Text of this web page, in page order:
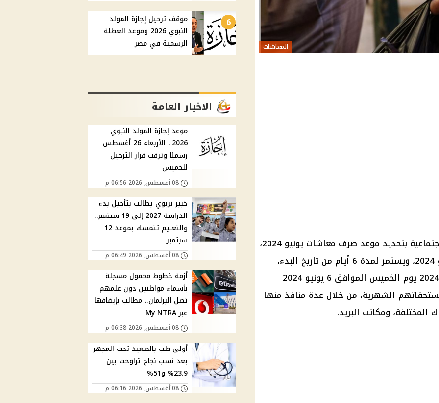
المعاشات
بتحديد موعد صرف معاشات يونيو
2024،
والذي سوف يوافق السبت 1 يونيو 2024، ويستمر لمدة 6 أيام من تاريخ البدء،
يوم الخميس الموافق 6 يونيو 2024
الشهرية، من خلال عدة منافذ منها
المختلفة، ومكاتب البريد.
6
موقف ترحيل إجازة المولد
النبوي 2026 وموعد العطلة
الرسمية في مصر
الاخبار العامة
موعد إجازة المولد النبوي
2026.. الأربعاء 26 أغسطس
رسميًا وترقب قرار الترحيل
للخميس
08 أغسطس, 2026 06:56 م
خبير تربوي يطالب بتأجيل بدء
الدراسة 2027 إلى 19 سبتمبر..
والتعليم تتمسك بموعد 12
سبتمبر
08 أغسطس, 2026 06:49 م
أزمة خطوط محمول مسجلة
بأسماء مواطنين دون علمهم
تصل البرلمان.. مطالب بإيقافها
عبر My NTRA
08 أغسطس, 2026 06:38 م
أولى طب بالصعيد تحت المجهر
بعد نسب نجاح تراوحت بين
23.9% و51%
08 أغسطس, 2026 06:16 م